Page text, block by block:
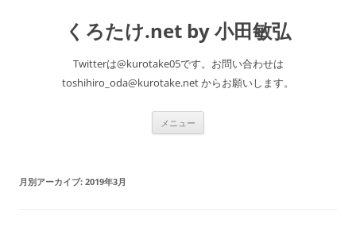
くろたけ.net by 小田敏弘
Twitterは@kurotake05です。お問い合わせは
toshihiro_oda@kurotake.net からお願いします。
メニュー
月別アーカイブ: 2019年3月